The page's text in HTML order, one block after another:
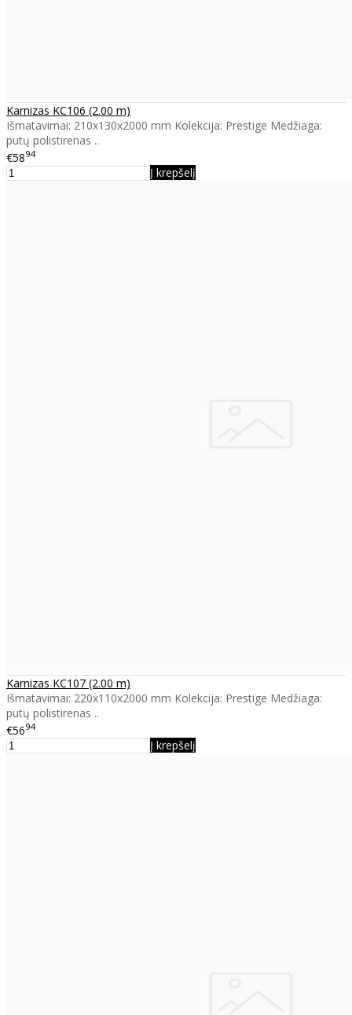
Karnizas KC106 (2.00 m)
Išmatavimai: 210x130x2000 mm Kolekcija: Prestige Medžiaga:
putų polistirenas ..
€5894
Į krepšelį
Karnizas KC107 (2.00 m)
Išmatavimai: 220x110x2000 mm Kolekcija: Prestige Medžiaga:
putų polistirenas ..
€5694
Į krepšelį